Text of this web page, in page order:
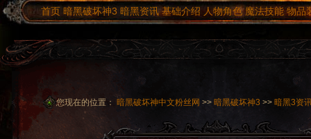
首页暗黑破坏神3 暗黑资讯基础介绍 人物角色魔法技能物品
您现在的位置： 暗黑破坏神中文粉丝网 >> 暗黑破坏神3 >> 暗黑3资